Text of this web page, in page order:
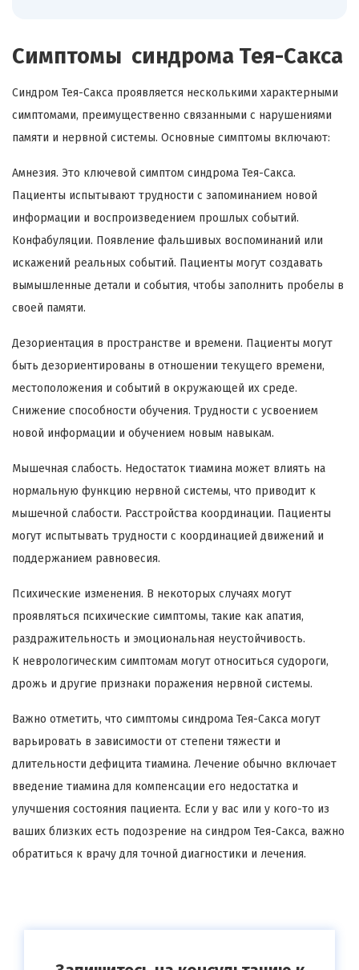
Симптомы синдрома Тея-Сакса
Синдром Тея-Сакса проявляется несколькими характерными
симптомами, преимущественно связанными с нарушениями
памяти и нервной системы. Основные симптомы включают:
Амнезия. Это ключевой симптом синдрома Тея-Сакса.
Пациенты испытывают трудности с запоминанием новой
информации и воспроизведением прошлых событий.
Конфабуляции. Появление фальшивых воспоминаний или
искажений реальных событий. Пациенты могут создавать
вымышленные детали и события, чтобы заполнить пробелы в
своей памяти.
Дезориентация в пространстве и времени. Пациенты могут
быть дезориентированы в отношении текущего времени,
местоположения и событий в окружающей их среде.
Снижение способности обучения. Трудности с усвоением
новой информации и обучением новым навыкам.
Мышечная слабость. Недостаток тиамина может влиять на
нормальную функцию нервной системы, что приводит к
мышечной слабости. Расстройства координации. Пациенты
могут испытывать трудности с координацией движений и
поддержанием равновесия.
Психические изменения. В некоторых случаях могут
проявляться психические симптомы, такие как апатия,
раздражительность и эмоциональная неустойчивость.
К неврологическим симптомам могут относиться судороги,
дрожь и другие признаки поражения нервной системы.
Важно отметить, что симптомы синдрома Тея-Сакса могут
варьировать в зависимости от степени тяжести и
длительности дефицита тиамина. Лечение обычно включает
введение тиамина для компенсации его недостатка и
улучшения состояния пациента. Если у вас или у кого-то из
ваших близких есть подозрение на синдром Тея-Сакса, важно
обратиться к врачу для точной диагностики и лечения.